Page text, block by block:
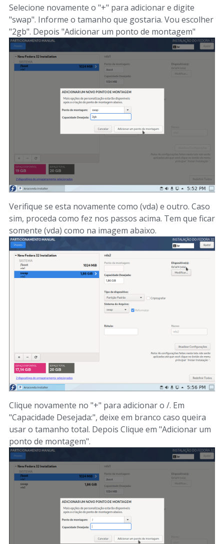
Selecione novamente o "+" para adicionar e digite
"swap". Informe o tamanho que gostaria. Vou escolher
"2gb". Depois "Adicionar um ponto de montagem"
Verifique se esta novamente como (vda) e outro. Caso
sim, proceda como fez nos passos acima. Tem que ficar
somente (vda) como na imagem abaixo.
Clique novamente no "+" para adicionar o /. Em
"Capacidade Desejada:", deixe em branco caso queira
usar o tamanho total. Depois Clique em "Adicionar um
ponto de montagem".